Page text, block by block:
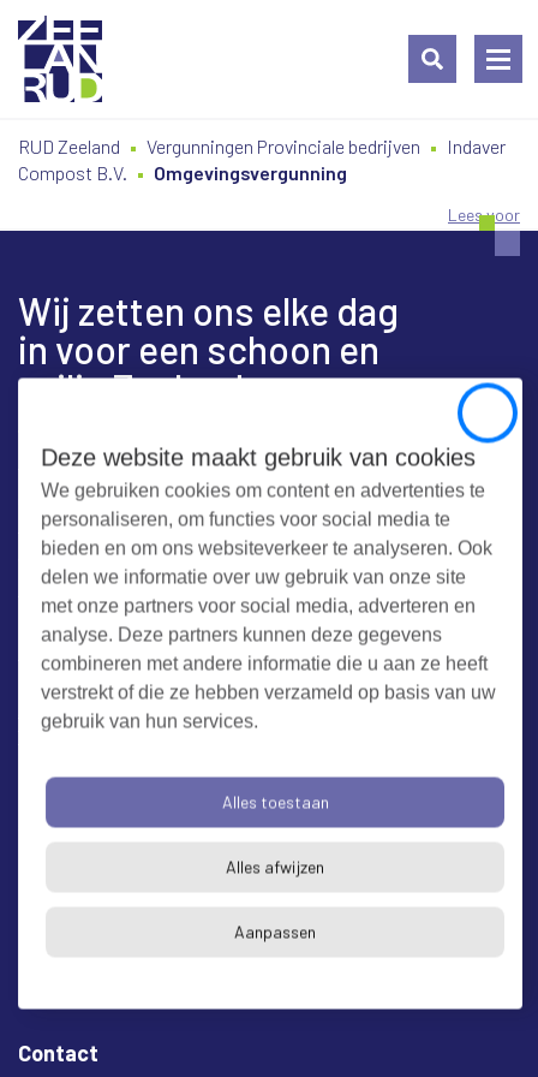
Close
Deze website maakt gebruik van cookies
We gebruiken cookies om content en advertenties te
personaliseren, om functies voor social media te
bieden en om ons websiteverkeer te analyseren. Ook
delen we informatie over uw gebruik van onze site
met onze partners voor social media, adverteren en
analyse. Deze partners kunnen deze gegevens
combineren met andere informatie die u aan ze heeft
verstrekt of die ze hebben verzameld op basis van uw
gebruik van hun services.
Alles toestaan
Alles afwijzen
Aanpassen
naar
naarRUD Zeeland Vergunningen Provinciale bedrijven
Indaver
Compost B.V.
Omgevingsvergunning
Lees voor
Wij zetten ons elke dag
in voor een schoon en
veilig Zeeland
Contact
Werken bij RUD Zeeland
Milieuklacht melden
Algemene voorwaarden
Toegankelijkheid
Bezoekadres en postadres
* op afspraak
RUD Zeeland
Buitenruststraat 6
Contact